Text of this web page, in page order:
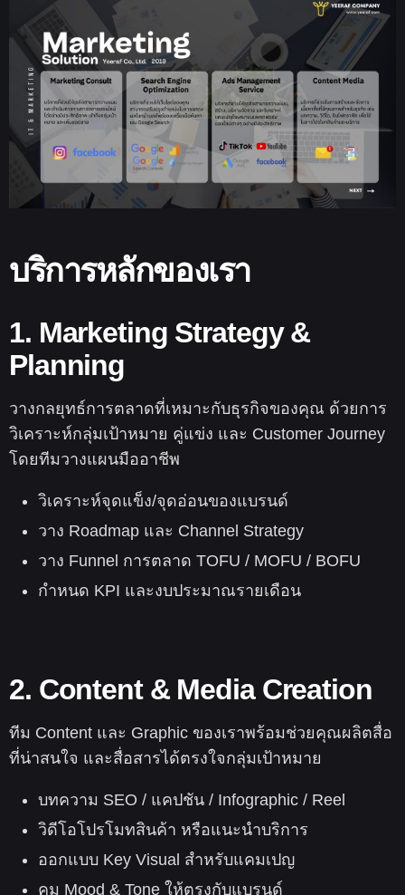
บริการหลักของเรา
1. Marketing Strategy &
Planning
วางกลยุทธ์การตลาดที่เหมาะกับธุรกิจของคุณ ด้วยการ
วิเคราะห์กลุ่มเป้าหมาย คู่แข่ง และ Customer Journey
โดยทีมวางแผนมืออาชีพ
วิเคราะห์จุดแข็ง/จุดอ่อนของแบรนด์
วาง Roadmap และ Channel Strategy
วาง Funnel การตลาด TOFU / MOFU / BOFU
กำหนด KPI และงบประมาณรายเดือน
2. Content & Media Creation
ทีม Content และ Graphic ของเราพร้อมช่วยคุณผลิตสื่อ
ที่น่าสนใจ และสื่อสารได้ตรงใจกลุ่มเป้าหมาย
บทความ SEO / แคปชัน / Infographic / Reel
วิดีโอโปรโมทสินค้า หรือแนะนำบริการ
ออกแบบ Key Visual สำหรับแคมเปญ
คุม Mood & Tone ให้ตรงกับแบรนด์